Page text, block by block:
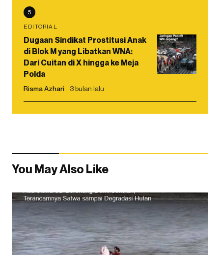
5
EDITORIAL
Dugaan Sindikat Prostitusi Anak
di Blok M yang Libatkan WNA:
Dari Cuitan di X hingga ke Meja
Polda
Risma Azhari 3 bulan lalu
You May Also Like